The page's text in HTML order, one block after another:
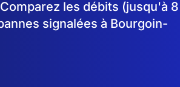
les débits (jusqu'à 8
signalées à Bourgoin-